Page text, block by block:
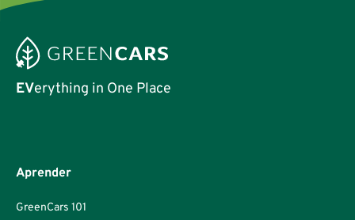
EVerything in One Place
Aprender
GreenCars 101